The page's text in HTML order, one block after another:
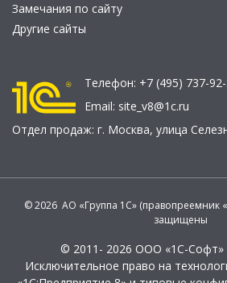
Замечания по сайту
Другие сайты
Телефон: +7 (495) 737-
Email: site_v8@1c.ru
Отдел продаж: г. Москва, улица
© 2026 АО «Группа 1С» (правопреемник
защищены
© 2011- 2026 ООО «1С-Софт»
Исключительное право на